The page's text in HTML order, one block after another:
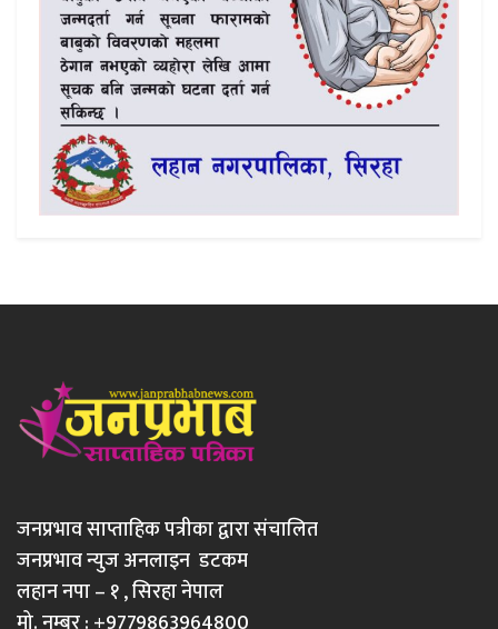
जनप्रभाव साप्ताहिक पत्रीका द्वारा संचालित
जनप्रभाव न्युज अनलाइन डटकम
लहान नपा – १ , सिरहा नेपाल